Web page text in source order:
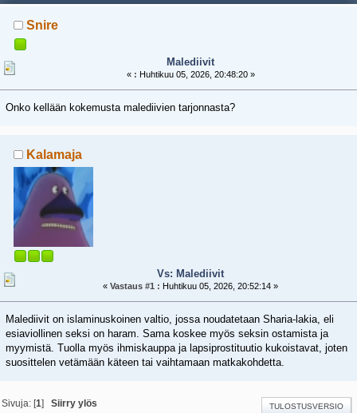
Snire
Malediivit
« : Huhtikuu 05, 2026, 20:48:20 »
Onko kellään kokemusta malediivien tarjonnasta?
Kalamaja
Vs: Malediivit
«Vastaus #1 : Huhtikuu 05, 2026, 20:52:14 »
Malediivit on islaminuskoinen valtio, jossa noudatetaan Sharia-lakia, eli
esiaviollinen seksi on haram. Sama koskee myös seksin ostamista ja
myymistä. Tuolla myös ihmiskauppa ja lapsiprostituutio kukoistavat, joten
suosittelen vetämään käteen tai vaihtamaan matkakohdetta.
TULOSTUSVERSIO
Sivuja: [1]Siirry ylös